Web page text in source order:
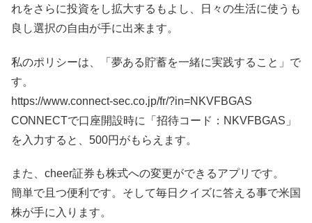
れをさらに投資をし拡大するもよし、日々の生活に使うも
良し選択の自由が手に出来ます。
私のポリシーは、「夢ある貯蓄を一緒に実践すること」で
す。
https://www.connect-sec.co.jp/fr/?in=NKVFBGAS
CONNECTで口座開設時に「招待コード：NKVFBGAS」
を入力すると、500円がもらえます。
また、cheer証券も株式への変更ができるアプリです。
簡単で且つ便利です。そして毎日クイズに答える事で米国
株が手に入ります。